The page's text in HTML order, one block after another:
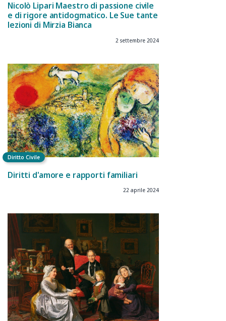
Nicolò Lipari Maestro di passione civile
e di rigore antidogmatico. Le Sue tante
lezioni di Mirzia Bianca
2 settembre 2024
Diritto Civile
Diritti d'amore e rapporti familiari
22 aprile 2024